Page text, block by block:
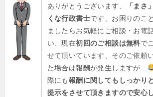
ありがとうございます、
「まさ
くな行政書士です、お困りのこ
ましたらお気軽にご相談・お電
い、現在初回のご相談は無料で
せて頂いています、そのご依頼
た場合は報酬が発生しますが…
際にも報酬に関してもしっかり
提示をさせて頂きますので安心